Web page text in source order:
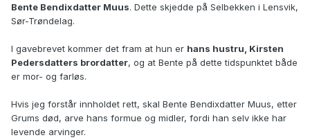
Bente Bendixdatter Muus. Dette skjedde på Selbekken i Lensvik,
Sør-Trøndelag.
I gavebrevet kommer det fram at hun er hans hustru, Kirsten
Pedersdatters brordatter, og at Bente på dette tidspunktet både
er mor- og farløs.
Hvis jeg forstår innholdet rett, skal Bente Bendixdatter Muus, etter
Grums død, arve hans formue og midler, fordi han selv ikke har
levende arvinger.